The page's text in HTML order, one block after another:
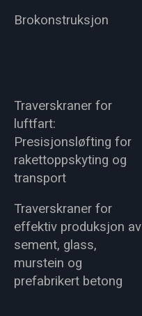
Brokonstruksjon
Traverskraner for
luftfart:
Presisjonsløfting for
rakettoppskyting og
transport
Traverskraner for
effektiv produksjon av
sement, glass,
murstein og
prefabrikert betong